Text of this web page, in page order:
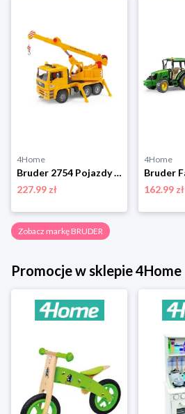
4Home
Bruder 2754 Pojazdy budowlane Żuraw MAN TGA, 1:16 BRUDER
227.99 zł
4Home
162.99 zł
Zobacz markę BRUDER
Promocje w sklepie 4Home